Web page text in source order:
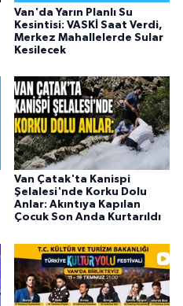
Van'da Yarın Planlı Su
Kesintisi: VASKİ Saat Verdi,
Merkez Mahallelerde Sular
Kesilecek
Van Çatak'ta Kanispi
Şelalesi'nde Korku Dolu
Anlar: Akıntıya Kapılan
Çocuk Son Anda Kurtarıldı